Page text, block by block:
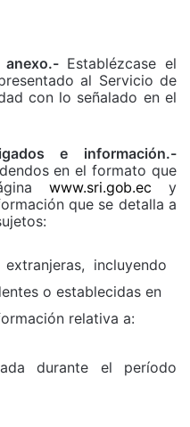
anexo.- Establézcase el
al Servicio de
con lo señalado en el
e información.-
en el formato que
www.sri.gob.ec
y
que se detalla a
extranjeras, incluyendo
o establecidas en
relativa a:
durante el período